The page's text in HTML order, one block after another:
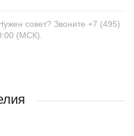
совет? Звоните +7 (495)
(МСК).